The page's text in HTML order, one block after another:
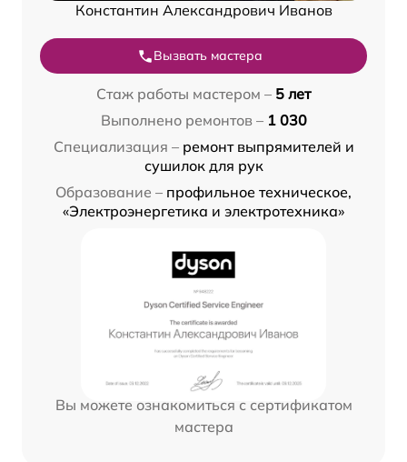
Константин Александрович Иванов
Вызвать мастера
Стаж работы мастером – 5 лет
Выполнено ремонтов – 1 030
Специализация – ремонт выпрямителей и
сушилок для рук
Образование – профильное техническое,
«Электроэнергетика и электротехника»
Вы можете ознакомиться с сертификатом
мастера